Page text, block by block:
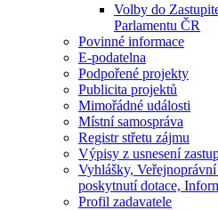
Volby do
Parlamentu ČR
Povinné informace
E-podatelna
Podpořené projekty
Publicita projektů
Mimořádné události
Místní samospráva
Registr střetu zájmu
Výpisy z usnesení
Vyhlášky,
poskytnutí dotace,
Profil zadavatele